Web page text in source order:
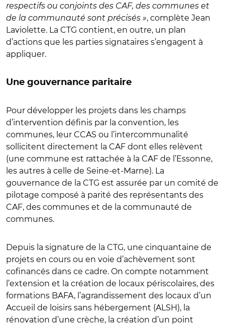
respectifs ou conjoints des CAF, des communes et
de la communauté sont précisés », complète Jean
Laviolette. La CTG contient, en outre, un plan
d’actions que les parties signataires s’engagent à
appliquer.
Une gouvernance paritaire
Pour développer les projets dans les champs
d’intervention définis par la convention, les
communes, leur CCAS ou l’intercommunalité
sollicitent directement la CAF dont elles relèvent
(une commune est rattachée à la CAF de l’Essonne,
les autres à celle de Seine-et-Marne). La
gouvernance de la CTG est assurée par un comité de
pilotage composé à parité des représentants des
CAF, des communes et de la communauté de
communes.
Depuis la signature de la CTG, une cinquantaine de
projets en cours ou en voie d’achèvement sont
cofinancés dans ce cadre. On compte notamment
l’extension et la création de locaux périscolaires, des
formations BAFA, l’agrandissement des locaux d’un
Accueil de loisirs sans hébergement (ALSH), la
rénovation d’une crèche, la création d’un point